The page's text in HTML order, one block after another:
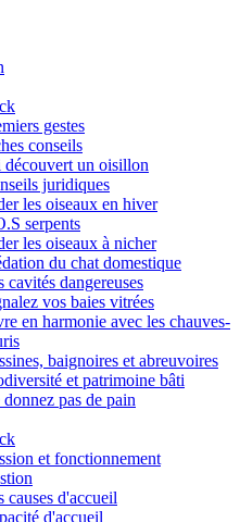
gestes
conseils
découvert un oisillon
juridiques
les oiseaux en hiver
serpents
les oiseaux à nicher
du chat domestique
cavités dangereuses
vos baies vitrées
en harmonie avec les chauves-
baignoires et abreuvoires
et patrimoine bâti
pas de pain
et fonctionnement
causes d'accueil
d'accueil